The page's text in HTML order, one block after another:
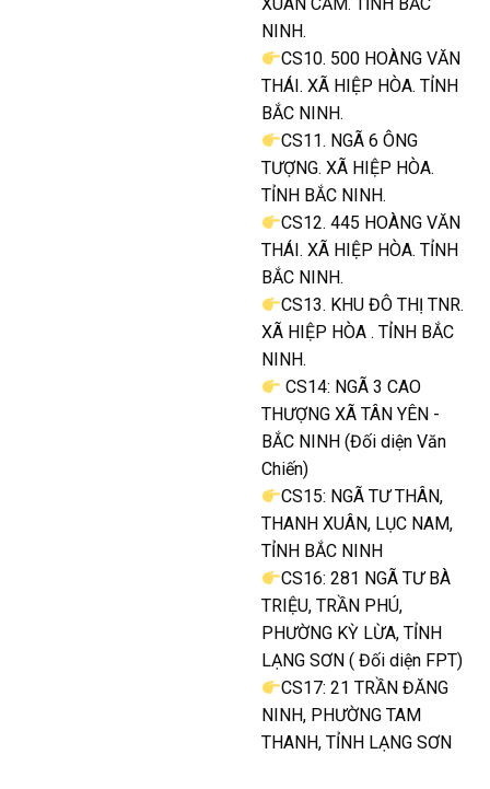
NINH.
CS10. 500 HOÀNG VĂN
THÁI. XÃ HIỆP HÒA. TỈNH
BẮC NINH.
CS11. NGÃ 6 ÔNG
TƯỢNG. XÃ HIỆP HÒA.
TỈNH BẮC NINH.
CS12. 445 HOÀNG VĂN
THÁI. XÃ HIỆP HÒA. TỈNH
BẮC NINH.
CS13. KHU ĐÔ THỊ TNR.
XÃ HIỆP HÒA . TỈNH BẮC
NINH.
CS14: NGÃ 3 CAO
THƯỢNG XÃ TÂN YÊN -
BẮC NINH (Đối diện Văn
Chiến)
CS15: NGÃ TƯ THÂN,
THANH XUÂN, LỤC NAM,
TỈNH BẮC NINH
CS16: 281 NGÃ TƯ BÀ
TRIỆU, TRẦN PHÚ,
PHƯỜNG KỲ LỪA, TỈNH
LẠNG SƠN ( Đối diện FPT)
CS17: 21 TRẦN ĐĂNG
NINH, PHƯỜNG TAM
THANH, TỈNH LẠNG SƠN